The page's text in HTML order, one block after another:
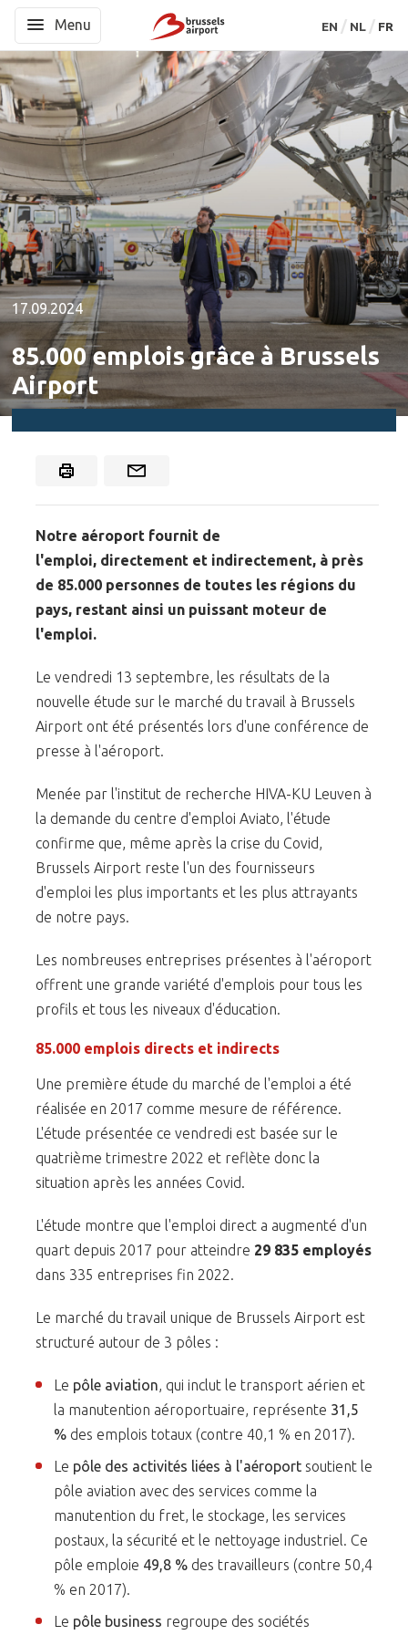
Menu EN NL FR
17.09.2024
85.000 emplois grâce à Brussels
Airport
Notre aéroport fournit de
l'emploi, directement et indirectement, à près
de 85.000 personnes de toutes les régions du
pays, restant ainsi un puissant moteur de
l'emploi.
Le vendredi 13 septembre, les résultats de la
nouvelle étude sur le marché du travail à Brussels
Airport ont été présentés lors d'une conférence de
presse à l'aéroport.
Menée par l'institut de recherche HIVA-KU Leuven à
la demande du centre d'emploi Aviato, l'étude
confirme que, même après la crise du Covid,
Brussels Airport reste l'un des fournisseurs
d'emploi les plus importants et les plus attrayants
de notre pays.
Les nombreuses entreprises présentes à l'aéroport
offrent une grande variété d'emplois pour tous les
profils et tous les niveaux d'éducation.
85.000 emplois directs et indirects
Une première étude du marché de l'emploi a été
réalisée en 2017 comme mesure de référence.
L'étude présentée ce vendredi est basée sur le
quatrième trimestre 2022 et reflète donc la
situation après les années Covid.
L'étude montre que l'emploi direct a augmenté d'un
quart depuis 2017 pour atteindre 29 835 employés
dans 335 entreprises fin 2022.
Le marché du travail unique de Brussels Airport est
structuré autour de 3 pôles :
Le pôle aviation, qui inclut le transport aérien et
la manutention aéroportuaire, représente 31,5
% des emplois totaux (contre 40,1 % en 2017).
Le pôle des activités liées à l'aéroport soutient le
pôle aviation avec des services comme la
manutention du fret, le stockage, les services
postaux, la sécurité et le nettoyage industriel. Ce
pôle emploie 49,8 % des travailleurs (contre 50,4
% en 2017).
Le pôle business regroupe des sociétés
Menu EN NL FR